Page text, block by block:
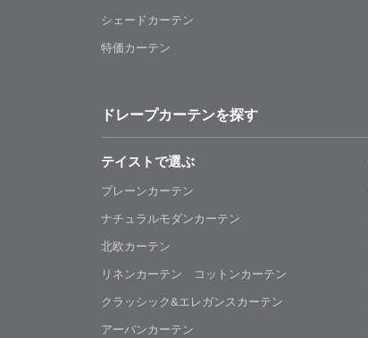
シェードカーテン
特価カーテン
ドレープカーテンを探す
テイストで選ぶ
プレーンカーテン
ナチュラルモダンカーテン
北欧カーテン
リネンカーテン コットンカーテン
クラッシック&エレガンスカーテン
アーバンカーテン